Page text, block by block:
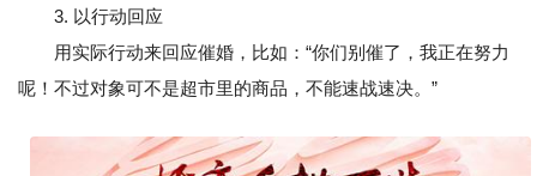
3. 以行动回应
用实际行动来回应催婚，比如：“你们别催了，我正在努力
呢！不过对象可不是超市里的商品，不能速战速决。”